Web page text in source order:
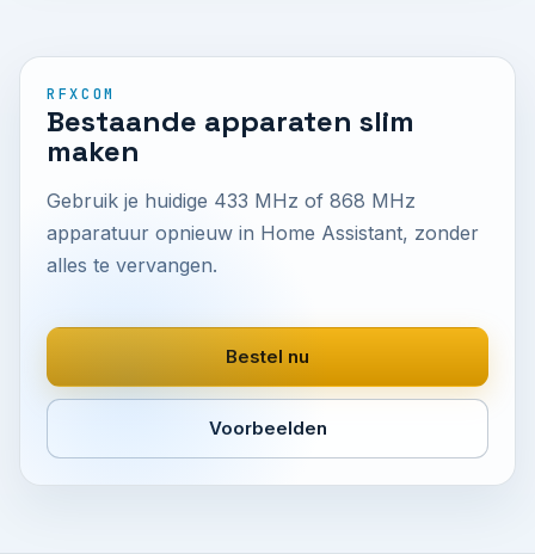
RFXCOM
Bestaande apparaten slim
maken
Gebruik je huidige 433 MHz of 868 MHz
apparatuur opnieuw in Home Assistant, zonder
alles te vervangen.
Bestel nu
Voorbeelden